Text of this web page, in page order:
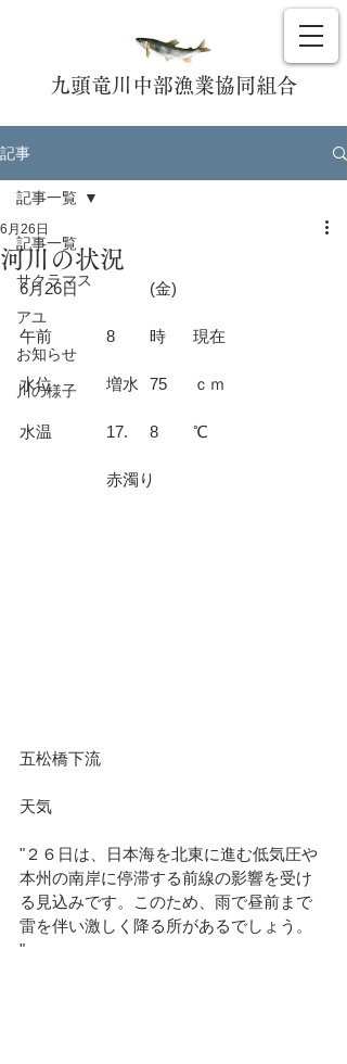
九頭竜川中部漁業協同組合
記事
記事一覧
サクラマス
アユ
お知らせ
川の様子
記事一覧
河川の状況
6月26日
6月26日		(金)
午前		8	時	現在
水位		増水	75	ｃｍ
水温		17.	8	℃
五松橋下流
天気
"２６日は、日本海を北東に進む低気圧や
本州の南岸に停滞する前線の影響を受け
る見込みです。このため、雨で昼前まで
雷を伴い激しく降る所があるでしょう。
"